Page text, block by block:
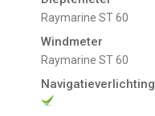
Raymarine ST 60
Windmeter
Raymarine ST 60
Navigatieverlichting